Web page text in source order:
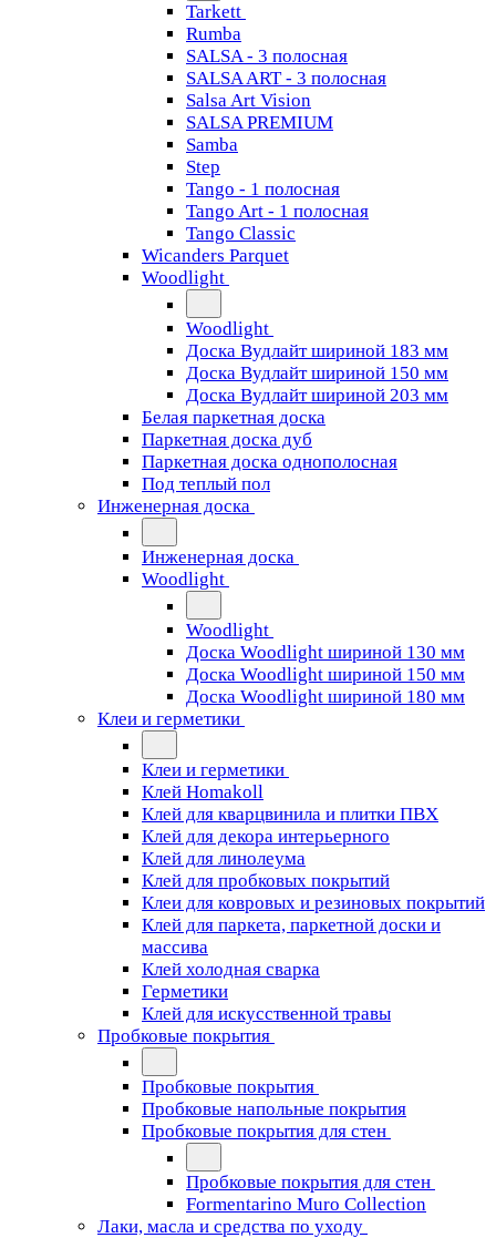
Tarkett
Rumba
SALSA - 3 полосная
SALSA ART - 3 полосная
Salsa Art Vision
SALSA PREMIUM
Samba
Step
Tango - 1 полосная
Tango Art - 1 полосная
Tango Classiс
Wicanders Parquet
Woodlight
Woodlight
Доска Вудлайт шириной 183 мм
Доска Вудлайт шириной 150 мм
Доска Вудлайт шириной 203 мм
Белая паркетная доска
Паркетная доска дуб
Паркетная доска однополосная
Под теплый пол
Инженерная доска
Инженерная доска
Woodlight
Woodlight
Доска Woodlight шириной 130 мм
Доска Woodlight шириной 150 мм
Доска Woodlight шириной 180 мм
Клеи и герметики
Клеи и герметики
Клей Homakoll
Клей для кварцвинила и плитки ПВХ
Клей для декора интерьерного
Клей для линолеума
Клей для пробковых покрытий
Клеи для ковровых и резиновых покрытий
Клей для паркета, паркетной доски и
массива
Клей холодная сварка
Герметики
Клей для искусственной травы
Пробковые покрытия
Пробковые покрытия
Пробковые напольные покрытия
Пробковые покрытия для стен
Пробковые покрытия для стен
Formentarino Muro Collection
Лаки, масла и средства по уходу